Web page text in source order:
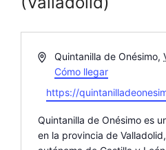
D
c
c
i
Quintanilla de Onésimo,
Cómo llegar
b
s
https://
Quintanilla de Onésimo es
en la provincia de